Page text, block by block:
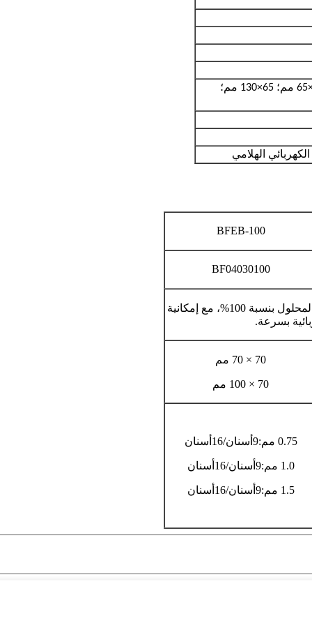
130×130 مم؛ 130×65 مم؛ 65×130 مم؛
الهلامي
BFEB-100
BF04030100
حامل أقطاب كهربائية قابل للتثبيت، يمنع تسرب المحلول بنسبة 100%، مع إمكانية
بسرعة.
70 × 70 مم
70 × 100 مم
0.75 مم:9 أسنان/16 أسنان
1.0 مم:9 أسنان/16 أسنان
1.5 مم:9 أسنان/16 أسنان